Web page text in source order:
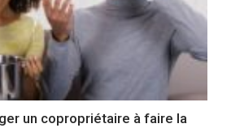
un copropriétaire à faire la